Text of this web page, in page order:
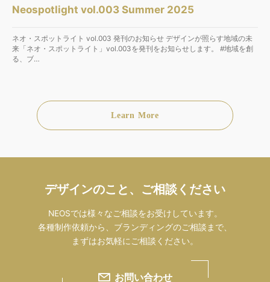
Neospotlight vol.003 Summer 2025
ネオ・スポットライト vol.003 発刊のお知らせ デザインが照らす地域の未
来「ネオ・スポットライト」vol.003を発刊をお知らせします。 #地域を創
る、ブ…
Learn More
デザインのこと、ご相談ください
NEOSでは様々なご相談をお受けしています。
各種制作依頼から、ブランディングのご相談まで、
まずはお気軽にご相談ください。
お問い合わせ